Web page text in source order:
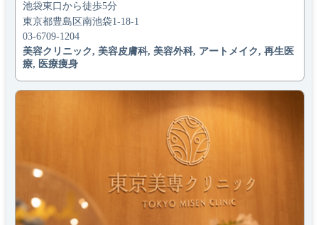
池袋東口から徒歩5分
東京都豊島区南池袋1-18-1
03-6709-1204
美容クリニック, 美容皮膚科, 美容外科, アートメイク, 再生医
療, 医療痩身